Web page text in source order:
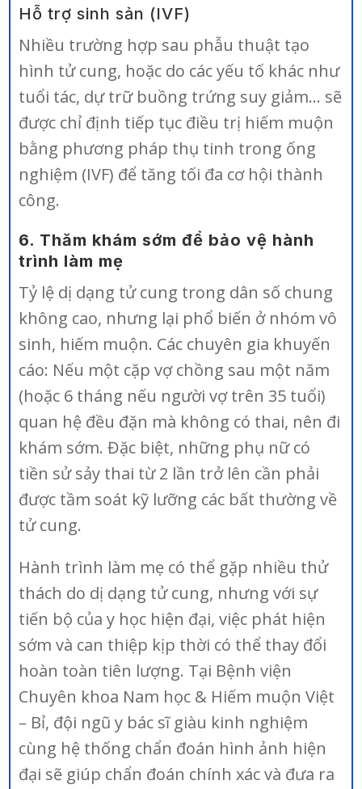
Hỗ trợ sinh sản (IVF)
Nhiều trường hợp sau phẫu thuật tạo
hình tử cung, hoặc do các yếu tố khác như
tuổi tác, dự trữ buồng trứng suy giảm… sẽ
được chỉ định tiếp tục điều trị hiếm muộn
bằng phương pháp thụ tinh trong ống
nghiệm (IVF) để tăng tối đa cơ hội thành
công.
6. Thăm khám sớm để bảo vệ hành
trình làm mẹ
Tỷ lệ dị dạng tử cung trong dân số chung
không cao, nhưng lại phổ biến ở nhóm vô
sinh, hiếm muộn. Các chuyên gia khuyến
cáo: Nếu một cặp vợ chồng sau một năm
(hoặc 6 tháng nếu người vợ trên 35 tuổi)
quan hệ đều đặn mà không có thai, nên đi
khám sớm. Đặc biệt, những phụ nữ có
tiền sử sảy thai từ 2 lần trở lên cần phải
được tầm soát kỹ lưỡng các bất thường về
tử cung.
Hành trình làm mẹ có thể gặp nhiều thử
thách do dị dạng tử cung, nhưng với sự
tiến bộ của y học hiện đại, việc phát hiện
sớm và can thiệp kịp thời có thể thay đổi
hoàn toàn tiên lượng. Tại Bệnh viện
Chuyên khoa Nam học & Hiếm muộn Việt
– Bỉ, đội ngũ y bác sĩ giàu kinh nghiệm
cùng hệ thống chẩn đoán hình ảnh hiện
đại sẽ giúp chẩn đoán chính xác và đưa ra